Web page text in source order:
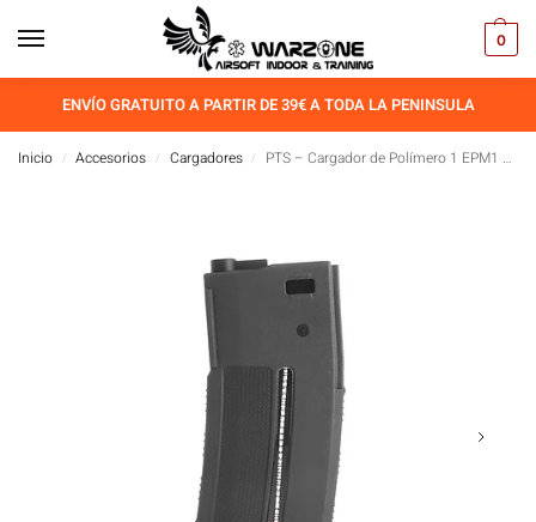
0
ENVÍO GRATUITO A PARTIR DE 39€ A TODA LA PENINSULA
Inicio / Accesorios / Cargadores / PTS – Cargador de Polímero 1 EPM1 – (AEG)